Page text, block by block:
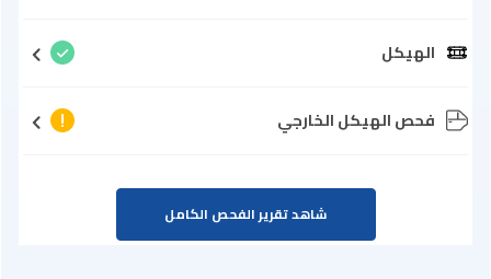
الهيكل
فحص الهيكل الخارجي
شاهد تقرير الفحص الكامل